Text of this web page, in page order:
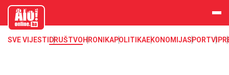
aloonline.b
SVE VIJESTI DRUŠTVOHRONIKAPOLITIKAEKONOMIJASPORTVIP